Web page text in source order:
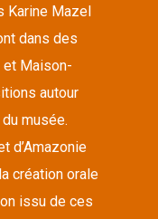
Karine Mazel
dans des
Maison-
autour
musée.
d’Amazonie
création orale
issu de ces